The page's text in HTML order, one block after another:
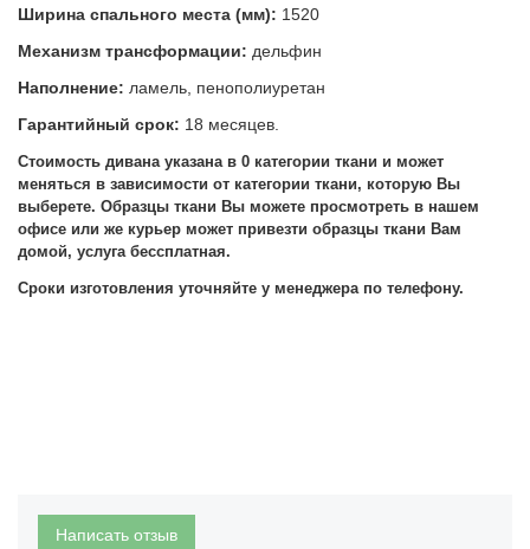
Ширина спального места (мм): 1520
Механизм трансформации: дельфин
Наполнение: ламель, пенополиуретан
Гарантийный срок: 18 месяцев.
Стоимость дивана указана в 0 категории ткани и может
меняться в зависимости от категории ткани, которую Вы
выберете. Образцы ткани Вы можете просмотреть в нашем
офисе или же курьер может привезти образцы ткани Вам
домой, услуга бессплатная.
Сроки изготовления уточняйте у менеджера по телефону.
Написать отзыв